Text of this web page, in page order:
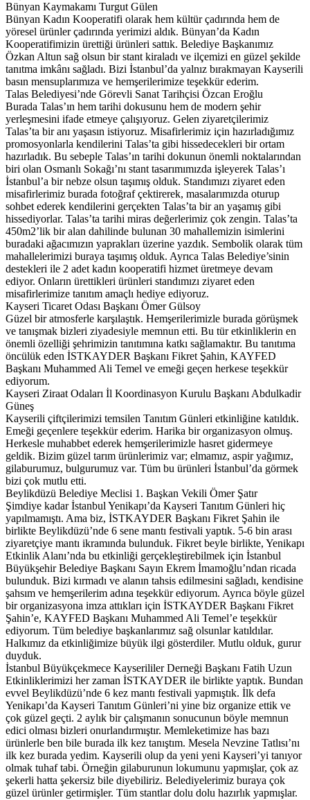
Bünyan Kaymakamı Turgut Gülen
Bünyan Kadın Kooperatifi olarak hem kültür çadırında hem de
yöresel ürünler çadırında yerimizi aldık. Bünyan’da Kadın
Kooperatifimizin ürettiği ürünleri sattık. Belediye Başkanımız
Özkan Altun sağ olsun bir stant kiraladı ve ilçemizi en güzel şekilde
tanıtma imkânı sağladı. Bizi İstanbul’da yalnız bırakmayan Kayserili
basın mensuplarımıza ve hemşerilerimize teşekkür ederim.
Talas Belediyesi’nde Görevli Sanat Tarihçisi Özcan Eroğlu
Burada Talas’ın hem tarihi dokusunu hem de modern şehir
yerleşmesini ifade etmeye çalışıyoruz. Gelen ziyaretçilerimiz
Talas’ta bir anı yaşasın istiyoruz. Misafirlerimiz için hazırladığımız
promosyonlarla kendilerini Talas’ta gibi hissedecekleri bir ortam
hazırladık. Bu sebeple Talas’ın tarihi dokunun önemli noktalarından
biri olan Osmanlı Sokağı’nı stant tasarımımızda işleyerek Talas’ı
İstanbul’a bir nebze olsun taşımış olduk. Standımızı ziyaret eden
misafirlerimiz burada fotoğraf çektirerek, masalarımızda oturup
sohbet ederek kendilerini gerçekten Talas’ta bir an yaşamış gibi
hissediyorlar. Talas’ta tarihi miras değerlerimiz çok zengin. Talas’ta
450m2’lik bir alan dahilinde bulunan 30 mahallemizin isimlerini
buradaki ağacımızın yaprakları üzerine yazdık. Sembolik olarak tüm
mahallelerimizi buraya taşımış olduk. Ayrıca Talas Belediye’sinin
destekleri ile 2 adet kadın kooperatifi hizmet üretmeye devam
ediyor. Onların ürettikleri ürünleri standımızı ziyaret eden
misafirlerimize tanıtım amaçlı hediye ediyoruz.
Kayseri Ticaret Odası Başkanı Ömer Gülsoy
Güzel bir atmosferle karşılaştık. Hemşerilerimizle burada görüşmek
ve tanışmak bizleri ziyadesiyle memnun etti. Bu tür etkinliklerin en
önemli özelliği şehrimizin tanıtımına katkı sağlamaktır. Bu tanıtıma
öncülük eden İSTKAYDER Başkanı Fikret Şahin, KAYFED
Başkanı Muhammed Ali Temel ve emeği geçen herkese teşekkür
ediyorum.
Kayseri Ziraat Odaları İl Koordinasyon Kurulu Başkanı Abdulkadir
Güneş
Kayserili çiftçilerimizi temsilen Tanıtım Günleri etkinliğine katıldık.
Emeği geçenlere teşekkür ederim. Harika bir organizasyon olmuş.
Herkesle muhabbet ederek hemşerilerimizle hasret gidermeye
geldik. Bizim güzel tarım ürünlerimiz var; elmamız, aspir yağımız,
gilaburumuz, bulgurumuz var. Tüm bu ürünleri İstanbul’da görmek
bizi çok mutlu etti.
Beylikdüzü Belediye Meclisi 1. Başkan Vekili Ömer Şatır
Şimdiye kadar İstanbul Yenikapı’da Kayseri Tanıtım Günleri hiç
yapılmamıştı. Ama biz, İSTKAYDER Başkanı Fikret Şahin ile
birlikte Beylikdüzü’nde 6 sene mantı festivali yaptık. 5-6 bin arası
ziyaretçiye mantı ikramında bulunduk. Fikret beyle birlikte, Yenikapı
Etkinlik Alanı’nda bu etkinliği gerçekleştirebilmek için İstanbul
Büyükşehir Belediye Başkanı Sayın Ekrem İmamoğlu’ndan ricada
bulunduk. Bizi kırmadı ve alanın tahsis edilmesini sağladı, kendisine
şahsım ve hemşerilerim adına teşekkür ediyorum. Ayrıca böyle güzel
bir organizasyona imza attıkları için İSTKAYDER Başkanı Fikret
Şahin’e, KAYFED Başkanı Muhammed Ali Temel’e teşekkür
ediyorum. Tüm belediye başkanlarımız sağ olsunlar katıldılar.
Halkımız da etkinliğimize büyük ilgi gösterdiler. Mutlu olduk, gurur
duyduk.
İstanbul Büyükçekmece Kayserililer Derneği Başkanı Fatih Uzun
Etkinliklerimizi her zaman İSTKAYDER ile birlikte yaptık. Bundan
evvel Beylikdüzü’nde 6 kez mantı festivali yapmıştık. İlk defa
Yenikapı’da Kayseri Tanıtım Günleri’ni yine biz organize ettik ve
çok güzel geçti. 2 aylık bir çalışmanın sonucunun böyle memnun
edici olması bizleri onurlandırmıştır. Memleketimize has bazı
ürünlerle ben bile burada ilk kez tanıştım. Mesela Nevzine Tatlısı’nı
ilk kez burada yedim. Kayserili olup da yeni yeni Kayseri’yi tanıyor
olmak tuhaf tabi. Örneğin gilaburunun lokumunu yapmışlar, çok az
şekerli hatta şekersiz bile diyebiliriz. Belediyelerimiz buraya çok
güzel ürünler getirmişler. Tüm stantlar dolu dolu hazırlık yapmışlar.